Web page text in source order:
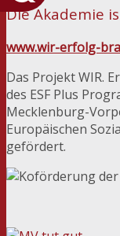
Die Akademie
www.wir-erfolg-
Das Projekt WIR.
des ESF Plus
Mecklenburg-
Europäischen
gefördert.